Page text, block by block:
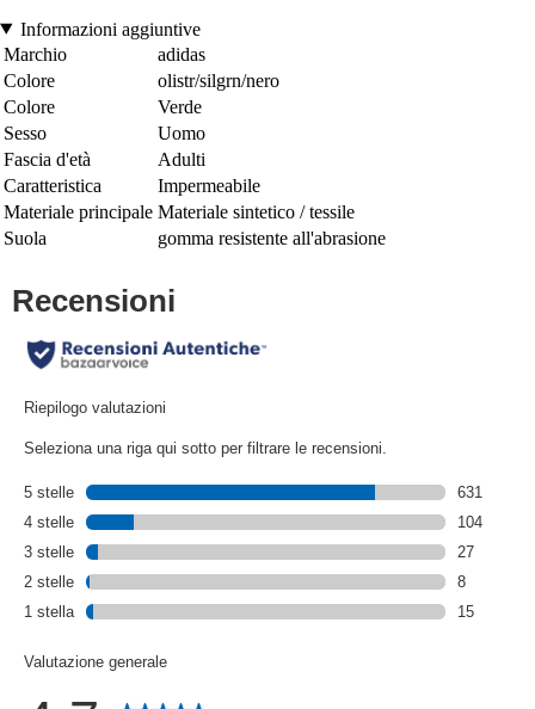
Informazioni aggiuntive
Marchio
adidas
Colore
olistr/silgrn/nero
Colore
Verde
Sesso
Uomo
Fascia d'età
Adulti
Caratteristica
Impermeabile
Materiale principale Materiale sintetico / tessile
Suola
gomma resistente all'abrasione